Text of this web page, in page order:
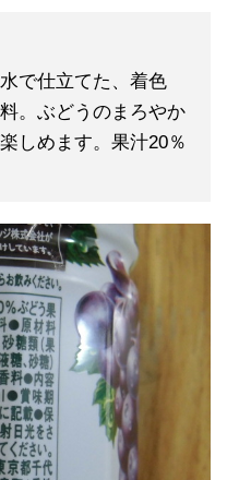
で仕立てた、着色
。ぶどうのまろやか
しめます。果汁20％